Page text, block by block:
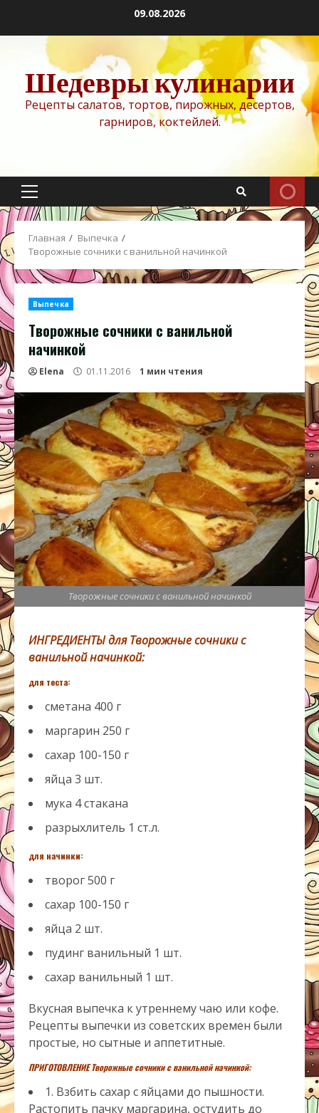
содержимому
09.08.2026
Шедевры кулинарии
Рецепты салатов, тортов, пирожных, десертов,
гарниров, коктейлей.
Основное
меню
Главная
Выпечка
Творожные сочники с ванильной начинкой
Выпечка
Творожные сочники с ванильной
начинкой
Elena 01.11.2016 1 мин чтения
Творожные сочники с ванильной начинкой
ИНГРЕДИЕНТЫ для Творожные сочники с
ванильной начинкой:
для теста:
сметана 400 г
маргарин 250 г
сахар 100-150 г
яйца 3 шт.
мука 4стакана
разрыхлитель 1 ст.л.
для начинки:
творог500 г
сахар 100-150 г
яйца 2 шт.
пудинг ванильный 1 шт.
сахар ванильный 1 шт.
Вкусная выпечка к утреннему чаю или кофе.
Рецепты выпечки из советских времен были
простые, но сытные и аппетитные.
ПРИГОТОВЛЕНИЕ Творожные сочники с ванильной начинкой:
1. Взбить сахар с яйцами до пышности.
Растопить пачку маргарина, остудить до